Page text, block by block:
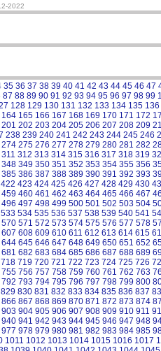
2022
35 36 37 38 39 40 41 42 43 44 45 46 47
87 88 89 90 91 92 93 94 95 96 97 98 99
128 129 130 131 132 133 134 135 136
164 165 166 167 168 169 170 171 172
201 202 203 204 205 206 207 208 209
238 239 240 241 242 243 244 245 246
274 275 276 277 278 279 280 281 282
311 312 313 314 315 316 317 318 319
348 349 350 351 352 353 354 355 356
385 386 387 388 389 390 391 392 393
422 423 424 425 426 427 428 429 430
459 460 461 462 463 464 465 466 467
496 497 498 499 500 501 502 503 504
533 534 535 536 537 538 539 540 541
570 571 572 573 574 575 576 577 578
607 608 609 610 611 612 613 614 615
644 645 646 647 648 649 650 651 652
681 682 683 684 685 686 687 688 689
718 719 720 721 722 723 724 725 726
755 756 757 758 759 760 761 762 763
792 793 794 795 796 797 798 799 800
829 830 831 832 833 834 835 836 837
866 867 868 869 870 871 872 873 874
903 904 905 906 907 908 909 910 911
940 941 942 943 944 945 946 947 948
977 978 979 980 981 982 983 984 985
1011 1012 1013 1014 1015 1016 1017